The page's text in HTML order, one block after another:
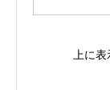
上に